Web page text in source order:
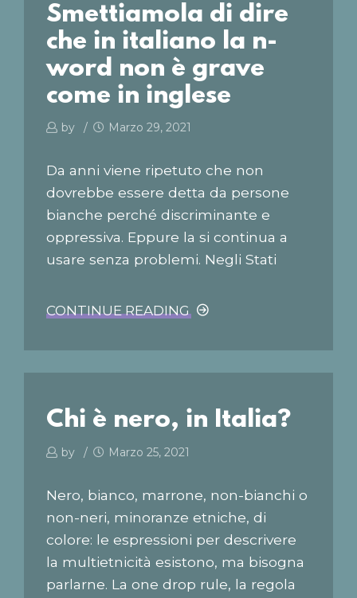
un secolo di cinesi a Milano
(BeccoGiallo), già autori di Primavere
e autunni (Beccogiallo, 2015)....
Smettiamola di dire
che in italiano la n-
word non è grave
come in inglese
by Marzo 29, 2021
Da anni viene ripetuto che non
dovrebbe essere detta da persone
bianche perché discriminante e
oppressiva. Eppure la si continua a
usare senza problemi. Negli Stati
solo i neri a poter usare la parola con
visto come razzista. Semplice. Anche
se la senti in una canzone non la
come ha spiegato Kendrick Lamar...
CONTINUE READING
Chi è nero, in Italia?
by Marzo 25, 2021
Nero, bianco, marrone, non-bianchi o
non-neri, minoranze etniche, di
colore: le espressioni per descrivere
la multietnicità esistono, ma bisogna
parlarne. La one drop rule, la regola